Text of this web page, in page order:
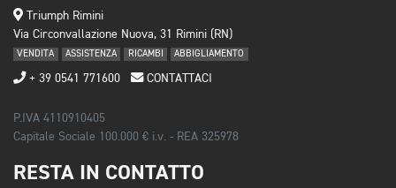
Triumph Rimini
Via Circonvallazione Nuova, 31 Rimini (RN)
VENDITA ASSISTENZA RICAMBI ABBIGLIAMENTO
+ 39 0541 771600 CONTATTACI
P.IVA 4110910405
Capitale Sociale 100.000 € i.v. - REA 325978
RESTA IN CONTATTO